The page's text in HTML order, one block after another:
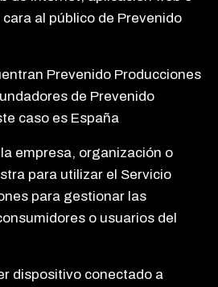
al público de Prevenido
Prevenido Producciones
de Prevenido
caso es España
empresa, organización o
para utilizar el Servicio
para gestionar las
o usuarios del
dispositivo conectado a